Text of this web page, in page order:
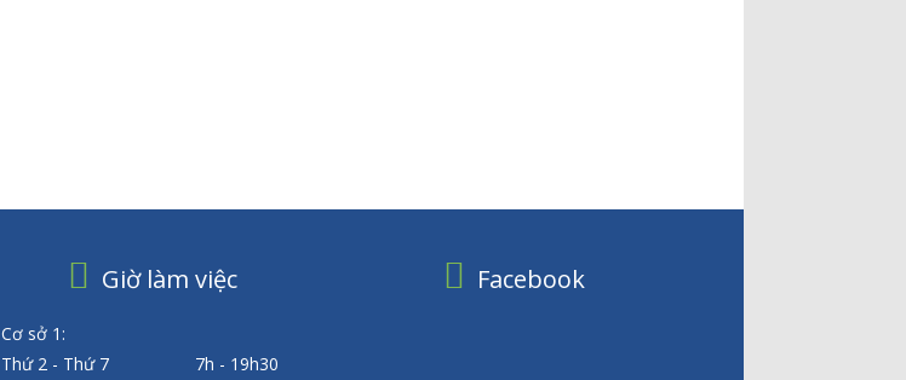
Giờ làm việc
Cơ sở 1:
Thứ 2 - Thứ 7
7h - 19h30
Facebook